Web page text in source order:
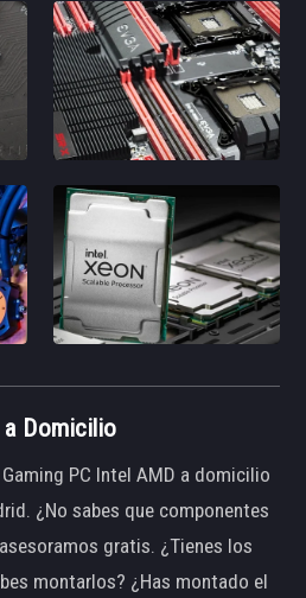
a Domicilio
PC Intel AMD a domicilio
¿No sabes que componentes
gratis. ¿Tienes los
montarlos? ¿Has montado el